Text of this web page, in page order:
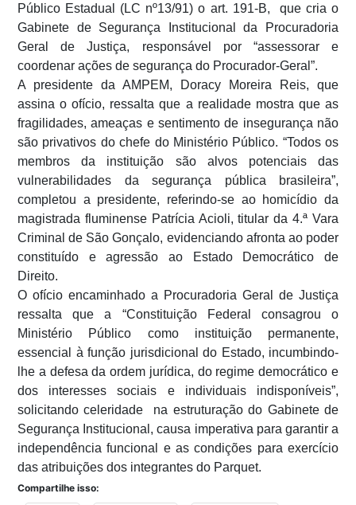
Público Estadual (LC nº13/91) o art. 191-B, que cria o
Gabinete de Segurança Institucional da Procuradoria
Geral de Justiça, responsável por “assessorar e
coordenar ações de segurança do Procurador-Geral”.
A presidente da AMPEM, Doracy Moreira Reis, que
assina o ofício, ressalta que a realidade mostra que as
fragilidades, ameaças e sentimento de insegurança não
são privativos do chefe do Ministério Público. “Todos os
membros da instituição são alvos potenciais das
vulnerabilidades da segurança pública brasileira”,
completou a presidente, referindo-se ao homicídio da
magistrada fluminense Patrícia Acioli, titular da 4.ª Vara
Criminal de São Gonçalo, evidenciando afronta ao poder
constituído e agressão ao Estado Democrático de
Direito.
O ofício encaminhado a Procuradoria Geral de Justiça
ressalta que a “Constituição Federal consagrou o
Ministério Público como instituição permanente,
essencial à função jurisdicional do Estado, incumbindo-
lhe a defesa da ordem jurídica, do regime democrático e
dos interesses sociais e individuais indisponíveis”,
solicitando celeridade na estruturação do Gabinete de
Segurança Institucional, causa imperativa para garantir a
independência funcional e as condições para exercício
das atribuições dos integrantes do Parquet.
Compartilhe isso: